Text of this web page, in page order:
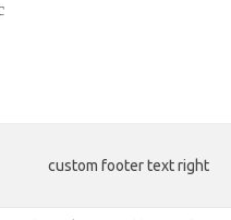
custom footer text right